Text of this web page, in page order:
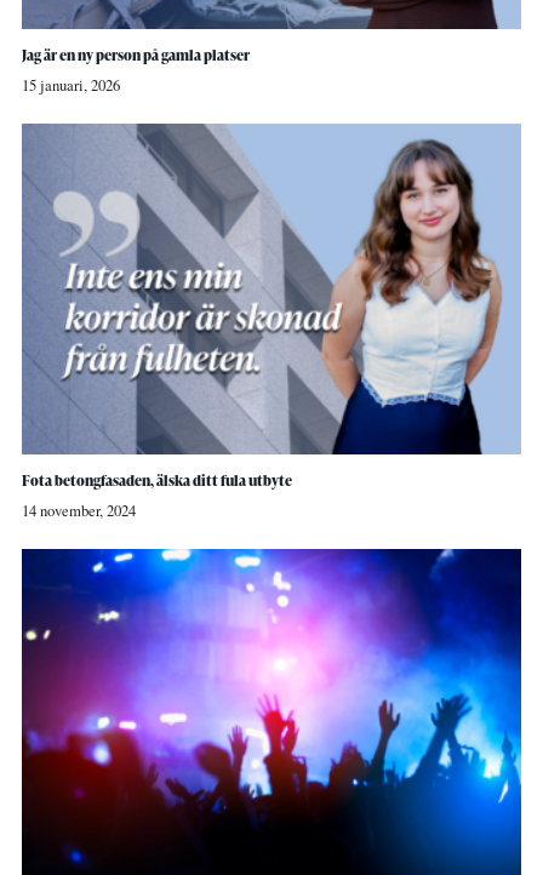
Jag är en ny person på gamla platser
15 januari, 2026
Fota betongfasaden, älska ditt fula utbyte
14 november, 2024